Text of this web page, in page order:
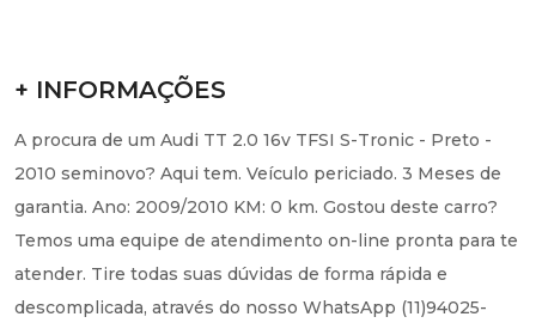
+ INFORMAÇÕES
A procura de um Audi TT 2.0 16v TFSI S-Tronic - Preto -
2010 seminovo? Aqui tem. Veículo periciado. 3 Meses de
garantia. Ano: 2009/2010 KM: 0 km. Gostou deste carro?
Temos uma equipe de atendimento on-line pronta para te
atender. Tire todas suas dúvidas de forma rápida e
descomplicada, através do nosso WhatsApp (11)94025-